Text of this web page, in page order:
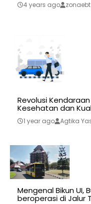
4 years ago zonaebt
Revolusi
Kesehatan dan
1 year ago Agtika
Mengenal Bikun UI,
beroperasi di Jalur